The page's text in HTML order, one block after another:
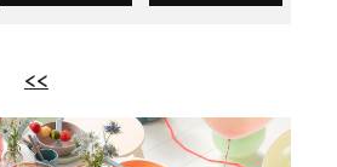
<<
& vauva
Äiti & Isä
& vuodevaatteet